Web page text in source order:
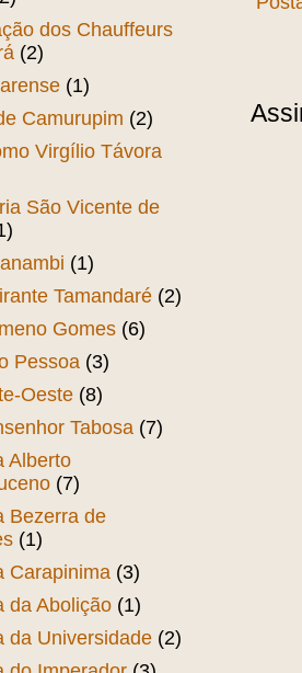
dos Chauffeurs
(2)
(1)
Camurupim (2)
Virgílio Távora
São Vicente de
(1)
Tamandaré (2)
Gomes (6)
Pessoa (3)
Oeste (8)
Tabosa (7)
Alberto
(7)
Bezerra de
(1)
Carapinima (3)
da Abolição (1)
da Universidade (2)